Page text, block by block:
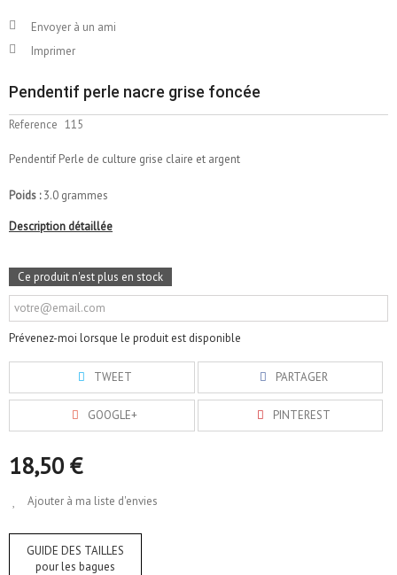
Envoyer à un ami
Imprimer
Pendentif perle nacre grise foncée
Reference 115
Pendentif Perle de culture grise claire et argent
Poids :3.0 grammes
Description détaillée
Ce produit n'est plus en stock
Prévenez-moi lorsque le produit est disponible
TWEET PARTAGER
GOOGLE+ PINTEREST
18,50 €
Ajouter à ma liste d'envies
GUIDE DES TAILLES
pour les bagues